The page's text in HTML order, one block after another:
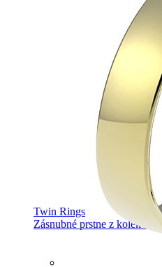
Twin Rings
Zásnubné prstne z kolekcie